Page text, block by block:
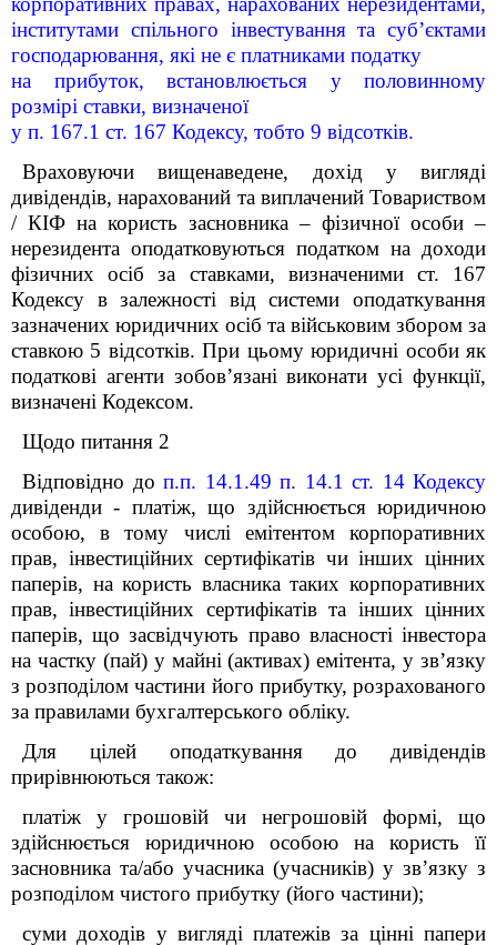
інститутами спільного інвестування та суб’єктами
господарювання, які не є платниками податку
на прибуток, встановлюється у половинному
розмірі ставки, визначеної
у п. 167.1 ст. 167 Кодексу, тобто 9 відсотків.
Враховуючи вищенаведене, дохід у вигляді
дивідендів, нарахований та виплачений Товариством
/ КІФ на користь засновника – фізичної особи –
нерезидента оподатковуються податком на доходи
фізичних осіб за ставками, визначеними ст. 167
Кодексу в залежності від системи оподаткування
зазначених юридичних осіб та військовим збором за
ставкою 5 відсотків. При цьому юридичні особи як
податкові агенти зобов’язані виконати усі функції,
визначені Кодексом.
Щодо питання 2
Відповідно до п.п. 14.1.49 п. 14.1 ст. 14 Кодексу
дивіденди - платіж, що здійснюється юридичною
особою, в тому числі емітентом корпоративних
прав, інвестиційних сертифікатів чи інших цінних
паперів, на користь власника таких корпоративних
прав, інвестиційних сертифікатів та інших цінних
паперів, що засвідчують право власності інвестора
на частку (пай) у майні (активах) емітента, у зв’язку
з розподілом частини його прибутку, розрахованого
за правилами бухгалтерського обліку.
Для цілей оподаткування до дивідендів
прирівнюються також:
платіж у грошовій чи негрошовій формі, що
здійснюється юридичною особою на користь її
засновника та/або учасника (учасників) у зв’язку з
розподілом чистого прибутку (його частини);
суми доходів у вигляді платежів за цінні папери